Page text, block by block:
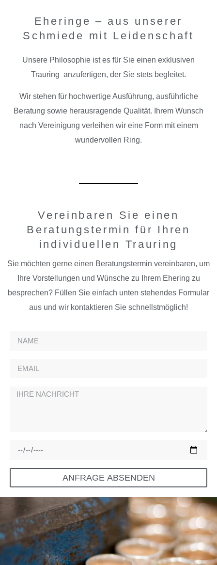
Eheringe – aus unserer
Schmiede mit Leidenschaft
Unsere Philosophie ist es für Sie einen exklusiven
Trauring anzufertigen, der Sie stets begleitet.
Wir stehen für hochwertige Ausführung, ausführliche
Beratung sowie herausragende Qualität. Ihrem Wunsch
nach Vereinigung verleihen wir eine Form mit einem
wundervollen Ring.
Vereinbaren Sie einen
Beratungstermin für Ihren
individuellen Trauring
Sie möchten gerne einen Beratungstermin vereinbaren, um
Ihre Vorstellungen und Wünsche zu Ihrem Ehering zu
besprechen? Füllen Sie einfach unten stehendes Formular
aus und wir kontaktieren Sie schnellstmöglich!
ANFRAGE ABSENDEN